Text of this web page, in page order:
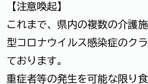
【注意喚起】
これまで、県内の複数の介護
型コロナウイルス感染症のク
ております。
重症者等の発生を可能な限り食